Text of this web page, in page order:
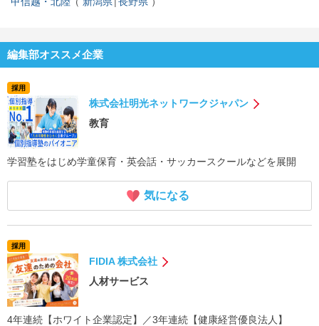
編集部オススメ企業
採用
株式会社明光ネットワークジャパン
教育
学習塾をはじめ学童保育・英会話・サッカースクールなどを展開
気になる
採用
FIDIA 株式会社
人材サービス
4年連続【ホワイト企業認定】／3年連続【健康経営優良法人】